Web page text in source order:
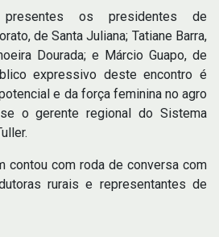
presentes os presidentes de
de Santa Juliana; Tatiane Barra,
Dourada; e Márcio Guapo, de
expressivo deste encontro é
e da força feminina no agro
o gerente regional do Sistema
contou com roda de conversa com
rurais e representantes de